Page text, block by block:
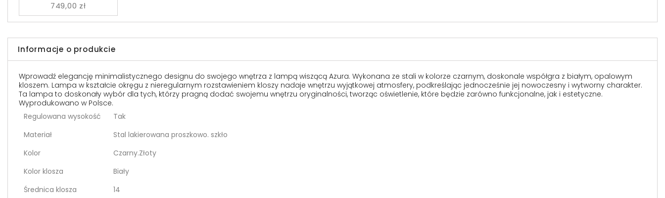
749,00 zł
Informacje o produkcie
Wprowadź elegancję minimalistycznego designu do swojego wnętrza z lampą wiszącą Azura. Wykonana ze stali w kolorze czarnym, doskonale współgra z białym, opalowym
kloszem. Lampa w kształcie okręgu z nieregularnym rozstawieniem kloszy nadaje wnętrzu wyjątkowej atmosfery, podkreślając jednocześnie jej nowoczesny i wytworny charakter.
Ta lampa to doskonały wybór dla tych, którzy pragną dodać swojemu wnętrzu oryginalności, tworząc oświetlenie, które będzie zarówno funkcjonalne, jak i estetyczne.
Wyprodukowano w Polsce.
Regulowana wysokość
Tak
Materiał
Stal lakierowana proszkowo. szkło
Kolor
Czarny.Złoty
Kolor klosza
Biały
Średnica klosza
14